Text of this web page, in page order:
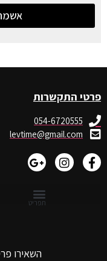
פרטי התקשרות
054-6720555
levtime@gmail.com
השאירו